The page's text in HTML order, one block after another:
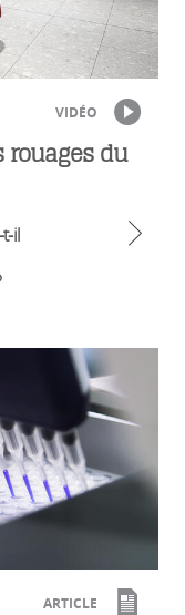
VIDÉO
rouages du
il
ARTICLE